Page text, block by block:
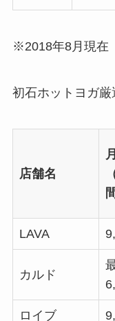
※2018年8月現在
初石ホットヨガ
店舗名
LAVA
カルド
ロイブ